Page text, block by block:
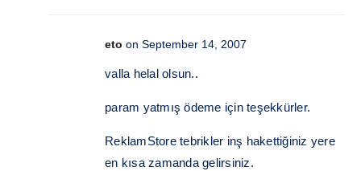
eto on September 14, 2007
valla helal olsun..
param yatmış ödeme için teşekkürler.
ReklamStore tebrikler inş hakettiğiniz yere
en kısa zamanda gelirsiniz.